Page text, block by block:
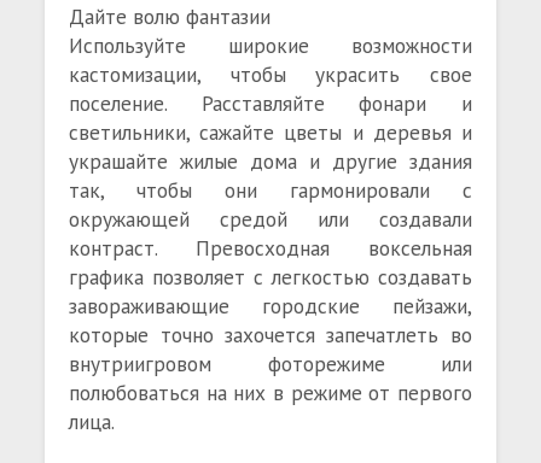
Дайте волю фантазии
Используйте широкие возможности
кастомизации, чтобы украсить свое
поселение. Расставляйте фонари и
светильники, сажайте цветы и деревья и
украшайте жилые дома и другие здания
так, чтобы они гармонировали с
окружающей средой или создавали
контраст. Превосходная воксельная
графика позволяет с легкостью создавать
завораживающие городские пейзажи,
которые точно захочется запечатлеть во
внутриигровом фоторежиме или
полюбоваться на них в режиме от первого
лица.